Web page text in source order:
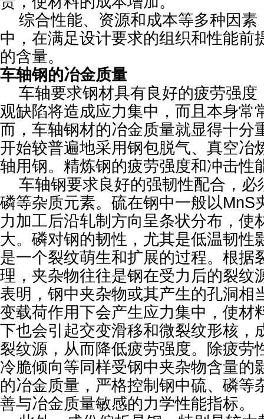
综合性能、资源和成本等多种因素
中，在满足设计要求的组织和性能前
的含量。
车轴钢的冶金质量
车轴要求钢材具有良好的疲劳强度
观缺陷将造成应力集中，而且本身常
而，车轴钢材的冶金质量就显得十分
开始较普遍地采用钢包脱气、真空冶
轴用钢。精炼钢的疲劳强度和冲击性
车轴钢要求良好的强韧性配合，必
磷等杂质元素。硫在钢中一般以MnS
力加工后沿轧制方向呈条状分布，使
大。磷对钢的韧性，尤其是低温韧性
是一个裂纹萌生和扩展的过程。根据
理，夹杂物往往是钢在受力后的裂纹
表明，钢中夹杂物或其产生的孔洞相
变载荷作用下会产生应力集中，使材
下也会引起交变滑移和微裂纹形核，
裂纹源，从而降低疲劳强度。除疲劳
冷脆倾向等同样受钢中夹杂物含量的
的冶金质量，严格控制钢中硫、磷等
善与冶金质量敏感的力学性能指标。